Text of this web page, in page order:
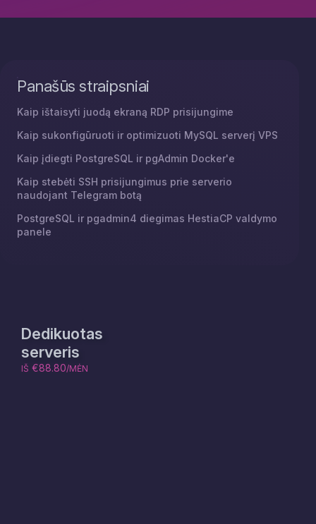
Panašūs straipsniai
Kaip ištaisyti juodą ekraną RDP prisijungime
Kaip sukonfigūruoti ir optimizuoti MySQL serverį VPS
Kaip įdiegti PostgreSQL ir pgAdmin Docker'e
Kaip stebėti SSH prisijungimus prie serverio
naudojant Telegram botą
PostgreSQL ir pgadmin4 diegimas HestiaCP valdymo
panele
Dedikuotas
serveris
IŠ €88.80/MĖN